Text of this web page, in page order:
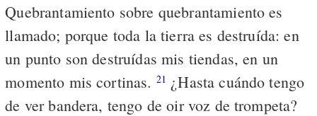
Quebrantamiento sobre quebrantamiento es
llamado; porque toda la tierra es destruída: en
un punto son destruídas mis tiendas, en un
momento mis cortinas. 21 ¿Hasta cuándo tengo
de ver bandera, tengo de oir voz de trompeta?